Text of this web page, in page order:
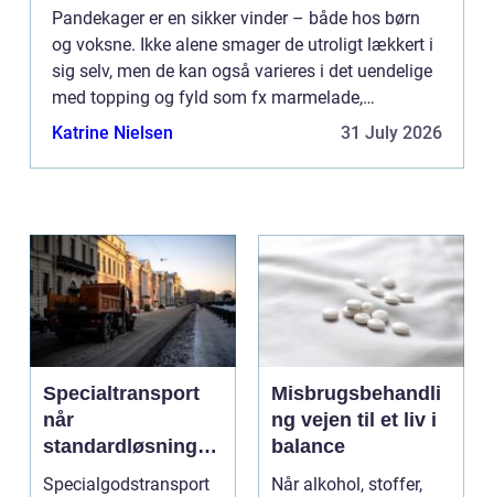
Pandekager er en sikker vinder – både hos børn
og voksne. Ikke alene smager de utroligt lækkert i
sig selv, men de kan også varieres i det uendelige
med topping og fyld som fx marmelade,
kanelsukker, is og meget mere. O...
Katrine Nielsen 31 July 2026
Specialtransport
når
standardløsninger
ikke rækker
Specialgodstransport
Misbrugsbehandli
ng vejen til et liv i
balance
Når alkohol, stoffer,